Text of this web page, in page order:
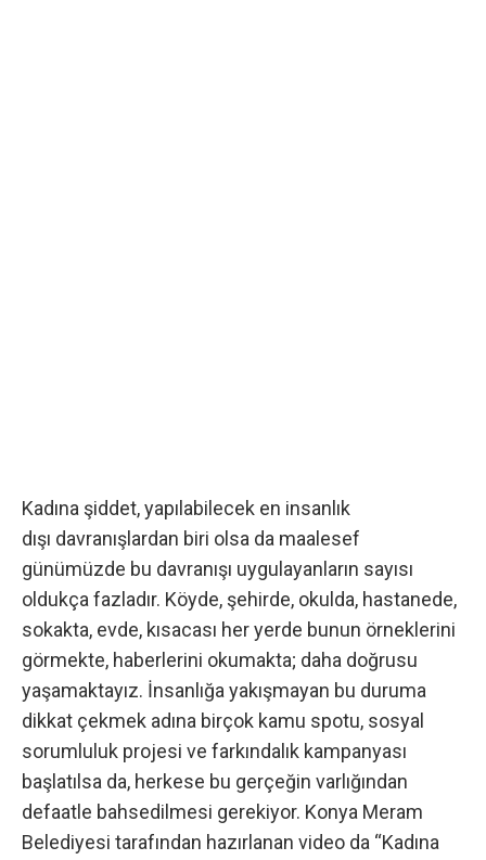
Kadına şiddet, yapılabilecek en insanlık
dışı davranışlardan biri olsa da maalesef
günümüzde bu davranışı uygulayanların sayısı
oldukça fazladır. Köyde, şehirde, okulda, hastanede,
sokakta, evde, kısacası her yerde bunun örneklerini
görmekte, haberlerini okumakta; daha doğrusu
yaşamaktayız. İnsanlığa yakışmayan bu duruma
dikkat çekmek adına birçok kamu spotu, sosyal
sorumluluk projesi ve farkındalık kampanyası
başlatılsa da, herkese bu gerçeğin varlığından
defaatle bahsedilmesi gerekiyor. Konya Meram
Belediyesi tarafından hazırlanan video da “Kadına